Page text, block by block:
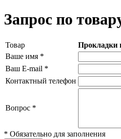
Запрос по
Товар
Прокладки
Ваше имя *
Ваш E-mail *
Контактный телефон
Вопрос *
* Обязательно для заполнения